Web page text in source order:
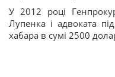
У 2012 році
Лупенка і адвоката
хабара в сумі 2500